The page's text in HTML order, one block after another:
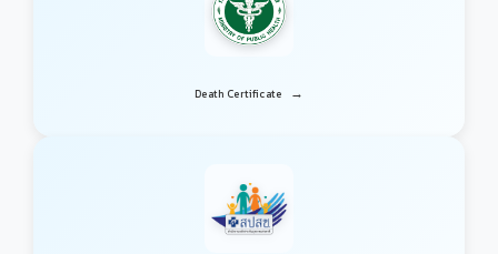
Death Certificate →